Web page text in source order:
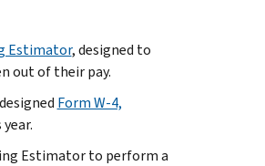
Estimator, designed to
out of their pay.
Form W-4,
Estimator to perform a